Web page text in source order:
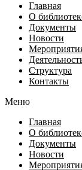
Главная
О
Документы
Новости
Структура
Контакты
Меню
Главная
О
Документы
Новости